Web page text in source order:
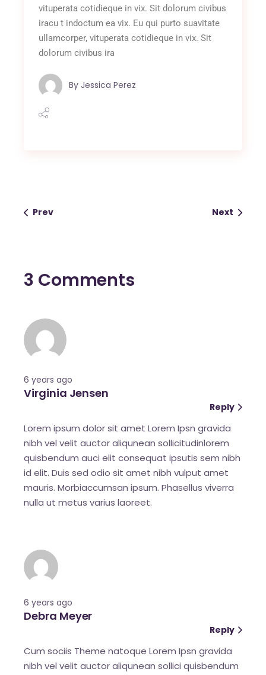
vituperata cotidieque in vix. Sit dolorum civibus
iracu t indoctum ea vix. Eu qui purto suavitate
ullamcorper, vituperata cotidieque in vix. Sit
dolorum civibus ira
By Jessica Perez
Prev Next
3 Comments
6 years ago
Virginia Jensen
Reply
Lorem ipsum dolor sit amet Lorem Ipsn gravida
nibh vel velit auctor aliqunean sollicitudinlorem
quisbendum auci elit consequat ipsutis sem nibh
id elit. Duis sed odio sit amet nibh vulput amet
mauris. Morbiaccumsan ipsum. Phasellus viverra
nulla ut metus varius laoreet.
6 years ago
Debra Meyer
Reply
Cum sociis Theme natoque Lorem Ipsn gravida
nibh vel velit auctor aliqunean sollici quisbendum